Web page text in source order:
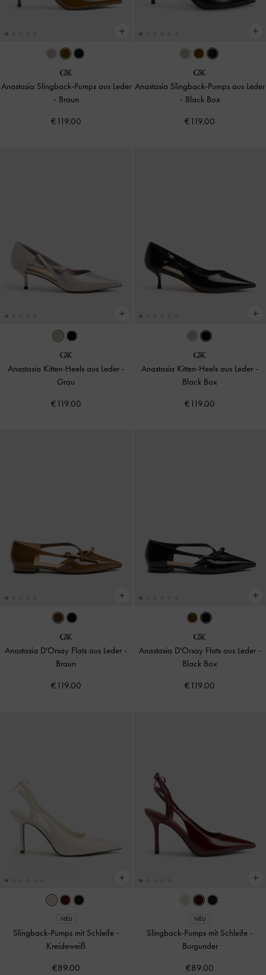
Anastasia Slingback-Pumps aus Leder
- Braun
€119.00
Anastasia Slingback-Pumps aus Leder
- Black Box
€119.00
Anastasia Kitten-Heels aus Leder -
Grau
€119.00
Anastasia Kitten-Heels aus Leder -
Black Box
€119.00
Anastasia D'Orsay Flats aus Leder -
Braun
€119.00
Anastasia D'Orsay Flats aus Leder -
Black Box
€119.00
NEU
Slingback-Pumps mit Schleife -
Kreideweiß
€89.00
NEU
Slingback-Pumps mit Schleife -
Burgunder
€89.00